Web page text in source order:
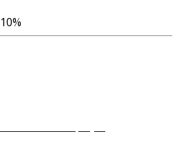
10%